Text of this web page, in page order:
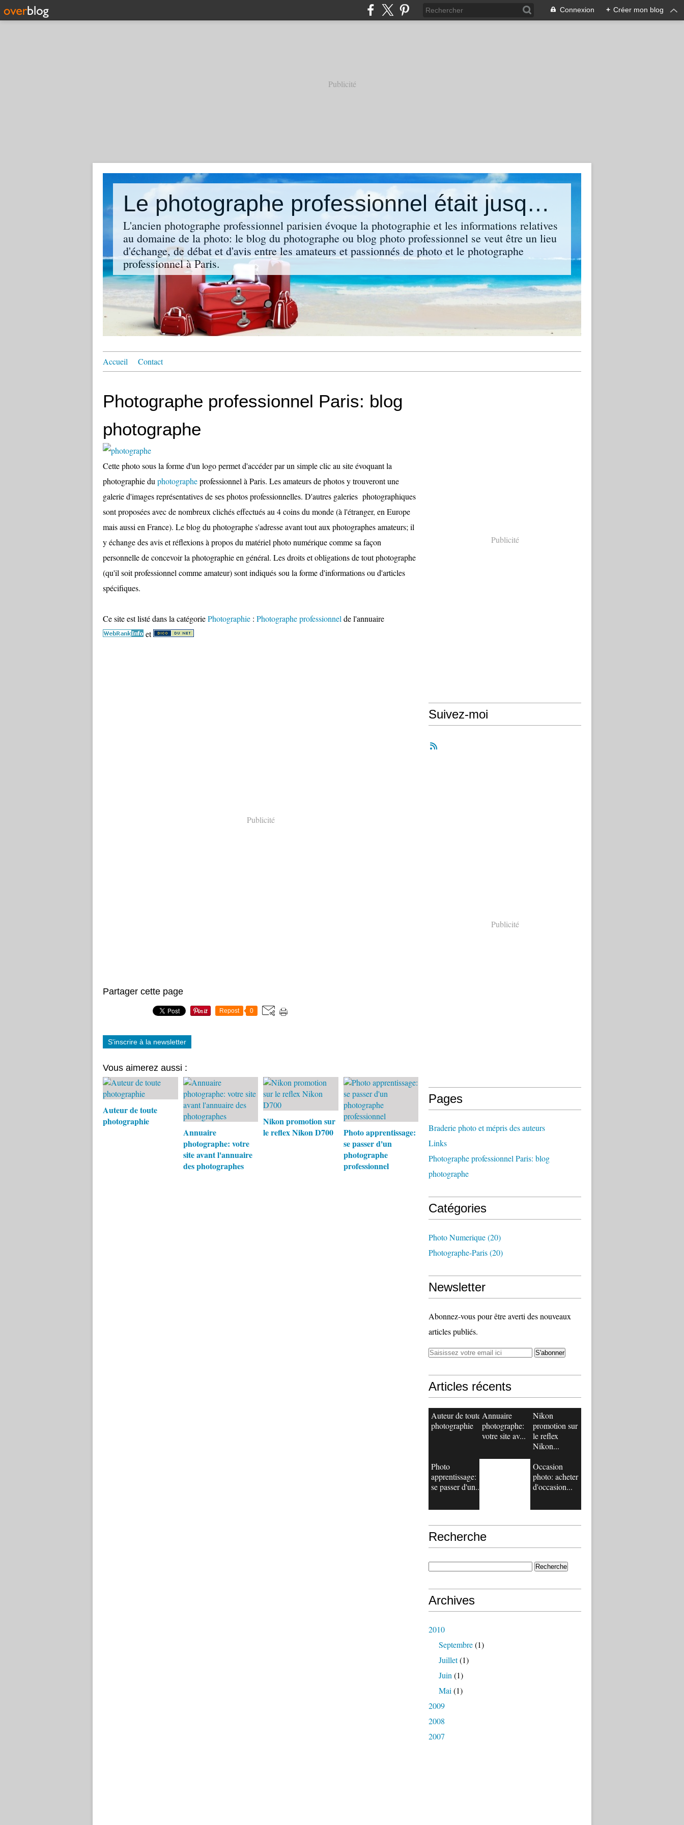
Connexion + Créer mon blog
Publicité
Le photographe professionnel était jusqu'en 2015 Photographe à Paris
L'ancien photographe professionnel parisien évoque la photographie et les informations relatives
au domaine de la photo: le blog du photographe ou blog photo professionnel se veut être un lieu
d'échange, de débat et d'avis entre les amateurs et passionnés de photo et le photographe
professionnel à Paris.
Accueil Contact
Photographe professionnel Paris: blog
photographe
Cette photo sous la forme d'un logo permet d'accéder par un simple clic au site évoquant la
photographie du photographeprofessionnel à Paris. Les amateurs de photos y trouveront une
galerie d'images représentatives de ses photos professionnelles. D'autres galeries photographiques
sont proposées avec de nombreux clichés effectués au 4 coins du monde (à l'étranger, en Europe
mais aussi en France). Le blog du photographe s'adresse avant tout aux photographes amateurs; il
y échange des avis et réflexions à propos du matériel photo numérique comme sa façon
personnelle de concevoir la photographie en général. Les droits et obligations de tout photographe
(qu'il soit professionnel comme amateur) sont indiqués sou la forme d'informations ou d'articles
spécifiques.
Ce site est listé dans la catégoriePhotographie : Photographe professionnel de l'annuaire
et
Publicité
Partager cette page
Repost 0
S'inscrire à la newsletter
Vous aimerez aussi :
Auteur de toute
photographie
Annuaire
photographe: votre
site avant l'annuaire
des photographes
Nikon promotion sur
le reflex Nikon D700
Photo apprentissage:
se passer d'un
photographe
professionnel
Publicité
Suivez-moi
Publicité
Pages
Braderie photo et mépris des auteurs
Links
Photographe professionnel Paris: blog
photographe
Catégories
Photo Numerique(20)
Photographe-Paris(20)
Newsletter
Abonnez-vous pour être averti des nouveaux
articles publiés.
Articles récents
Auteur de toute
photographie
Annuaire
photographe:
votre site av...
Nikon
promotion sur
le reflex
Nikon...
Photo
apprentissage:
se passer d'un...
Occasion
photo: acheter
d'occasion...
Recherche
Archives
2010
Septembre(1)
Juillet(1)
Juin (1)
Mai (1)
2009
2008
2007